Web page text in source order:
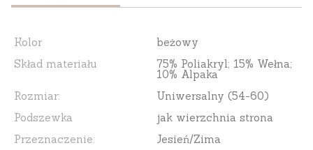
Kolor
beżowy
Skład materiału
75% Poliakryl; 15% Wełna;
10% Alpaka
Rozmiar:
Uniwersalny (54-60)
Podszewka
jak wierzchnia strona
Przeznaczenie:
Jesień/Zima